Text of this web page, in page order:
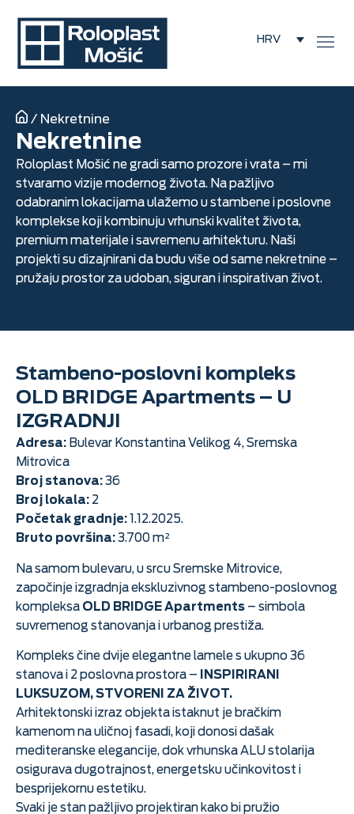
HRV
/ Nekretnine
Nekretnine
Roloplast Mošić ne gradi samo prozore i vrata – mi
stvaramo vizije modernog života. Na pažljivo
odabranim lokacijama ulažemo u stambene i poslovne
komplekse koji kombinuju vrhunski kvalitet života,
premium materijale i savremenu arhitekturu. Naši
projekti su dizajnirani da budu više od same nekretnine –
pružaju prostor za udoban, siguran i inspirativan život.
Stambeno-poslovni kompleks
OLD BRIDGE Apartments – U
IZGRADNJI
Adresa: Bulevar Konstantina Velikog 4, Sremska
Mitrovica
Broj stanova: 36
Broj lokala: 2
Početak gradnje: 1.12.2025.
Bruto površina: 3.700 m²
Na samom bulevaru, u srcu Sremske Mitrovice,
započinje izgradnja ekskluzivnog stambeno-poslovnog
kompleksa OLD BRIDGE Apartments – simbola
suvremenog stanovanja i urbanog prestiža.
Kompleks čine dvije elegantne lamele s ukupno 36
stanova i 2 poslovna prostora –
INSPIRIRANI
LUKSUZOM, STVORENI ZA ŽIVOT.
Arhitektonski izraz objekta istaknut je bračkim
kamenom na uličnoj fasadi, koji donosi dašak
mediteranske elegancije, dok vrhunska ALU stolarija
osigurava dugotrajnost, energetsku učinkovitost i
besprijekornu estetiku.
Svaki je stan pažljivo projektiran kako bi pružio